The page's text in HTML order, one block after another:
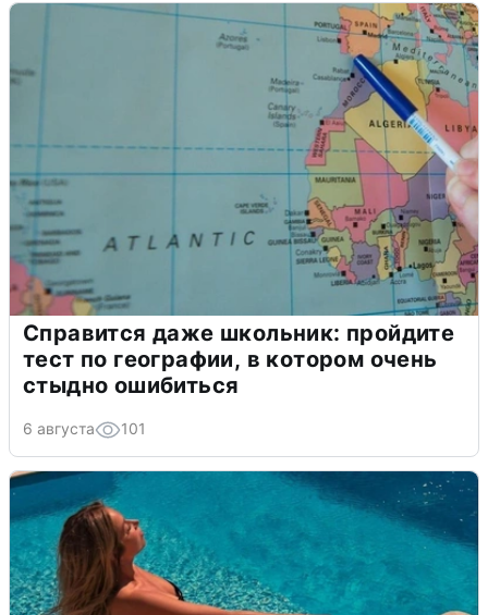
Справится даже школьник: пройдите
тест по географии, в котором очень
стыдно ошибиться
6 августа 101